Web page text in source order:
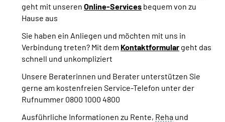
geht mit unseren Online-Services bequem von zu
Hause aus
Sie haben ein Anliegen und möchten mit uns in
Verbindung treten? Mit dem Kontaktformular geht das
schnell und unkompliziert
Unsere Beraterinnen und Berater unterstützen Sie
gerne am kostenfreien Service-Telefon unter der
Rufnummer 0800 1000 4800
Ausführliche Informationen zu Rente, Reha und